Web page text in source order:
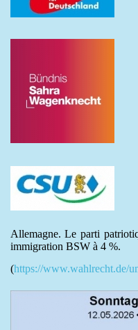
Allemagne. Le parti
immigration BSW à 4 %.
(https://www.wahlrecht.de/